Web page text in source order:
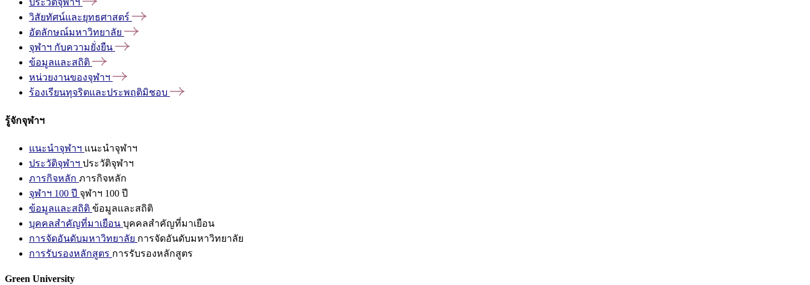
ประวัติจุฬาฯ
วิสัยทัศน์และยุทธศาสตร์
อัตลักษณ์มหาวิทยาลัย
จุฬาฯ กับความยั่งยืน
ข้อมูลและสถิติ
หน่วยงานของจุฬาฯ
ร้องเรียนทุจริตและประพฤติมิชอบ
รู้จักจุฬาฯ
แนะนำจุฬาฯ แนะนำจุฬาฯ
ประวัติจุฬาฯ ประวัติจุฬาฯ
ภารกิจหลัก ภารกิจหลัก
จุฬาฯ 100 ปี จุฬาฯ 100 ปี
ข้อมูลและสถิติ ข้อมูลและสถิติ
บุคคลสำคัญที่มาเยือน บุคคลสำคัญที่มาเยือน
การจัดอันดับมหาวิทยาลัย การจัดอันดับมหาวิทยาลัย
การรับรองหลักสูตร การรับรองหลักสูตร
Green University